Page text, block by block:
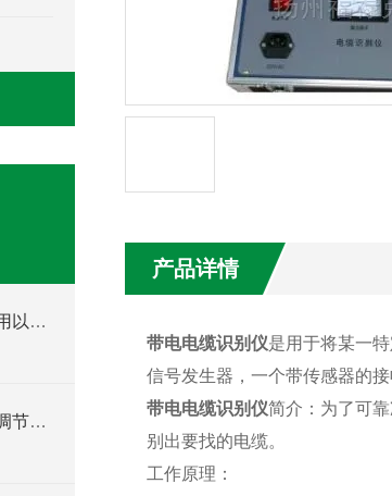
直流高压发生器的原理、应用以及在电力工程中的重要性
单相继电保护测试仪的多个调节项目说明
产品详情
带电电缆识别仪是用于将某一
信号发生器，一个带传感器的接
带电电缆识别仪简介：为了可
别出要找的电缆。
工作原理：